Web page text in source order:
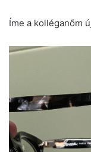
Íme a kolléganőm